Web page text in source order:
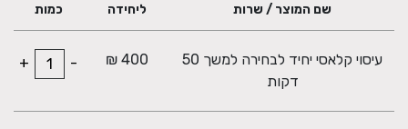
שם המוצר / שרות
ליחידה
כמות
עיסוי קלאסי יחיד לבחירה למשך 50
דקות
400 ₪
-
+